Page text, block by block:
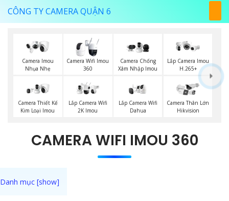
CÔNG TY CAMERA QUẬN 6
Camera Imou
Nhụa Nhẹ
Camera Wifi Imou
360
Camera Chống
Xâm Nhập Imou
Lắp Camera Imou
H.265+
Camera Thiết Kế
Kim Loại Imou
Lắp Camera Wifi
2K Imou
Lắp Camera Wifi
Dahua
Camera Thân Lớn
Hikvision
CAMERA WIFI IMOU 360